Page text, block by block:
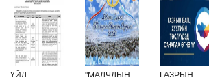
ҮЙЛ
"МАЛЧДЫН
ГАЗРЫН